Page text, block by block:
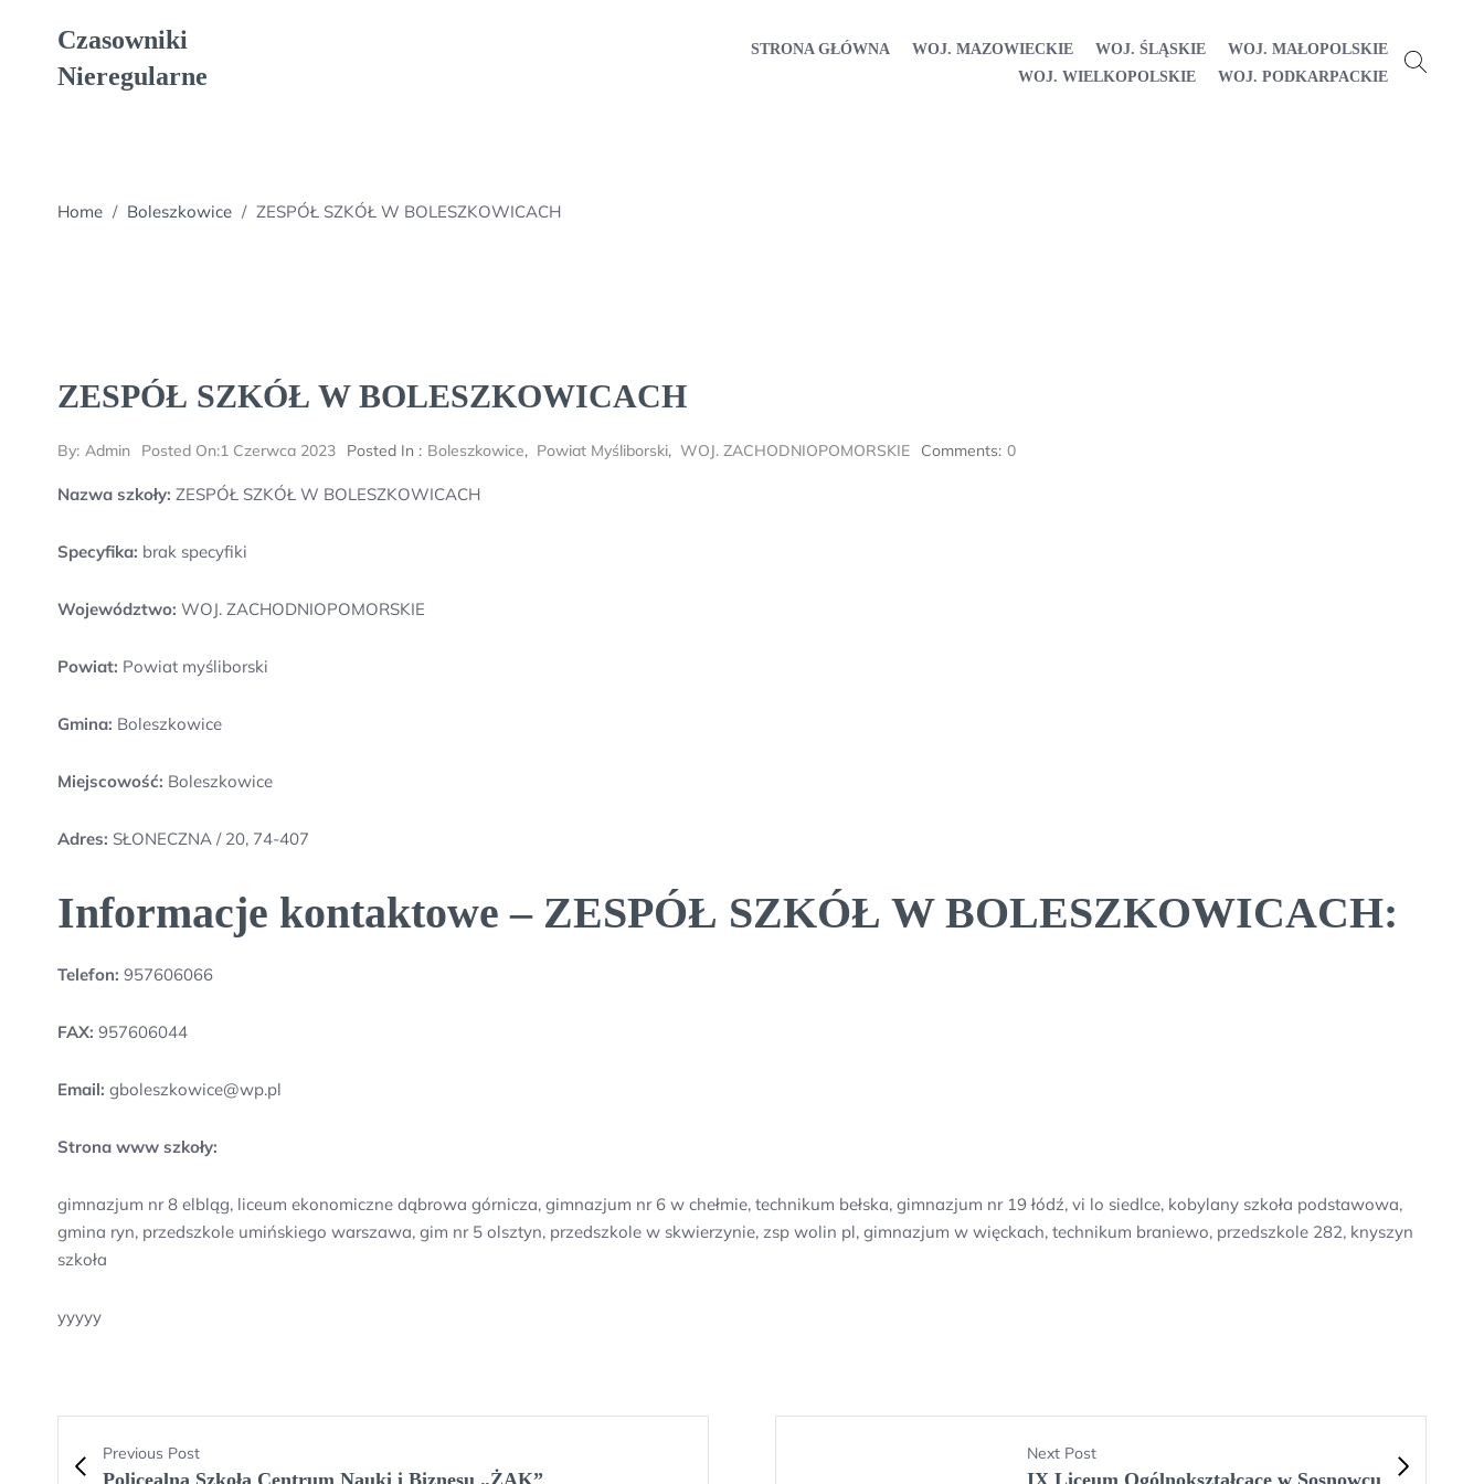
Czasowniki
Nieregularne
STRONA GŁÓWNA WOJ. MAZOWIECKIE WOJ. ŚLĄSKIE
WOJ. MAŁOPOLSKIE
WOJ. WIELKOPOLSKIE
WOJ. PODKARPACKIE
Home / Boleszkowice / ZESPÓŁ SZKÓŁ W BOLESZKOWICACH
ZESPÓŁ SZKÓŁ W BOLESZKOWICACH
By: Admin Posted On:1 Czerwca 2023 Posted In : Boleszkowice, Powiat Myśliborski, WOJ. ZACHODNIOPOMORSKIE Comments: 0
Nazwa szkoły: ZESPÓŁ SZKÓŁ W BOLESZKOWICACH
Specyfika: brak specyfiki
Województwo: WOJ. ZACHODNIOPOMORSKIE
Powiat: Powiat myśliborski
Gmina: Boleszkowice
Miejscowość: Boleszkowice
Adres: SŁONECZNA / 20, 74-407
Informacje kontaktowe – ZESPÓŁ SZKÓŁ W BOLESZKOWICACH:
Telefon: 957606066
FAX: 957606044
Email: gboleszkowice@wp.pl
Strona www szkoły:
gimnazjum nr 8 elbląg, liceum ekonomiczne dąbrowa górnicza, gimnazjum nr 6 w chełmie, technikum bełska, gimnazjum nr 19 łódź, vi lo siedlce, kobylany szkoła podstawowa,
gmina ryn, przedszkole umińskiego warszawa, gim nr 5 olsztyn, przedszkole w skwierzynie, zsp wolin pl, gimnazjum w więckach, technikum braniewo, przedszkole 282, knyszyn
szkoła
yyyyy
Previous Post
Policealna Szkoła Centrum Nauki i Biznesu „ŻAK”
Next Post
IX Liceum Ogólnokształcące w Sosnowcu